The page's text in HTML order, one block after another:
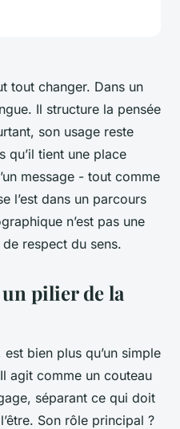
tout changer. Dans un
Il structure la pensée
son usage reste
qu’il tient une place
message - tout comme
l’est dans un parcours
n’est pas une
respect du sens.
pilier de la
bien plus qu’un simple
agit comme un couteau
séparant ce qui doit
Son rôle principal ?